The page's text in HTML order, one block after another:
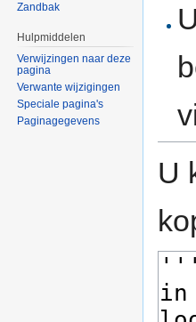
U
Zandbak
Hulpmiddelen
Verwijzingen naar deze
pagina
Verwante wijzigingen
Speciale pagina's
Paginagegevens